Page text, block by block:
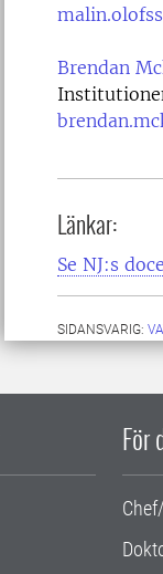
Brendan
Länkar:
Se NJ:s
SIDANSVARIG:
För